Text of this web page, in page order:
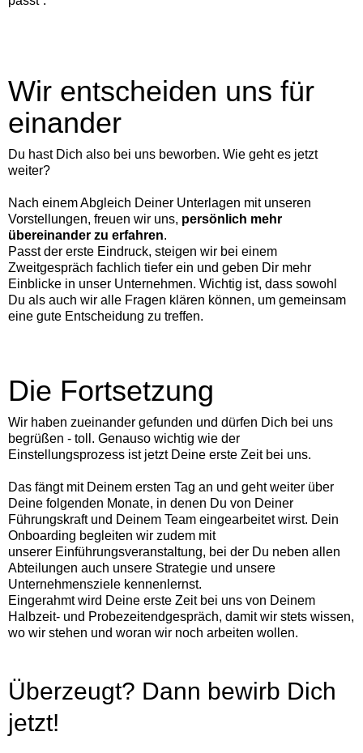
Wir entscheiden uns für
einander
Du hast Dich also bei uns beworben. Wie geht es jetzt
weiter?
Nach einem Abgleich Deiner Unterlagen mit unseren
Vorstellungen, freuen wir uns, persönlich mehr
übereinander zu erfahren.
Passt der erste Eindruck, steigen wir bei einem
Zweitgespräch fachlich tiefer ein und geben Dir mehr
Einblicke in unser Unternehmen. Wichtig ist, dass sowohl
Du als auch wir alle Fragen klären können, um gemeinsam
eine gute Entscheidung zu treffen.
Die Fortsetzung
Wir haben zueinander gefunden und dürfen Dich bei uns
begrüßen - toll. Genauso wichtig wie der
Einstellungsprozess ist jetzt Deine erste Zeit bei uns.
Das fängt mit Deinem ersten Tag an und geht weiter über
Deine folgenden Monate, in denen Du von Deiner
Führungskraft und Deinem Team eingearbeitet wirst. Dein
Onboarding begleiten wir zudem mit
unserer Einführungsveranstaltung, bei der Du neben allen
Abteilungen auch unsere Strategie und unsere
Unternehmensziele kennenlernst.
Eingerahmt wird Deine erste Zeit bei uns von Deinem
Halbzeit- und Probezeitendgespräch, damit wir stets wissen,
wo wir stehen und woran wir noch arbeiten wollen.
Überzeugt? Dann bewirb Dich
jetzt!